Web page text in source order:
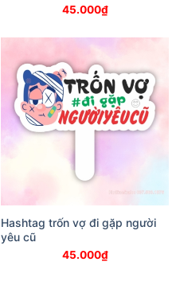
45.000₫
Hashtag trốn vợ đi gặp người
yêu cũ
45.000₫